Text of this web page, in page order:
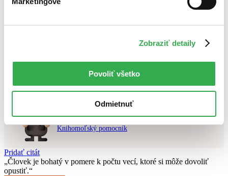
Zobraziť detaily
Povoliť všetko
Odmietnuť
Nebol nájdenýžiadny titulvyhovujúci zadaným podmienkam.
Skúste prosím zmeniť vyhľadávaný výraz.
Chcete poradiť knihu?
Náš pomocník Sherlock vám ju s radosťou vypátra!
Knihomoľský pomocník
Pridať citát
Človek je bohatý v pomere k počtu vecí, ktoré si môže dovoliť
opustiť.